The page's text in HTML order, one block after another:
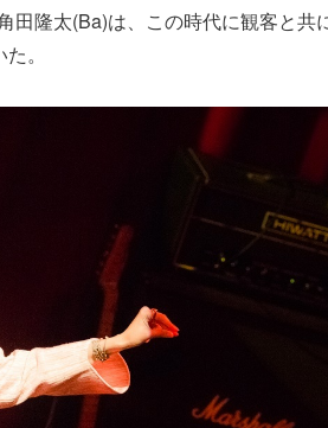
田隆太(Ba)は、この時代に観客と共
。